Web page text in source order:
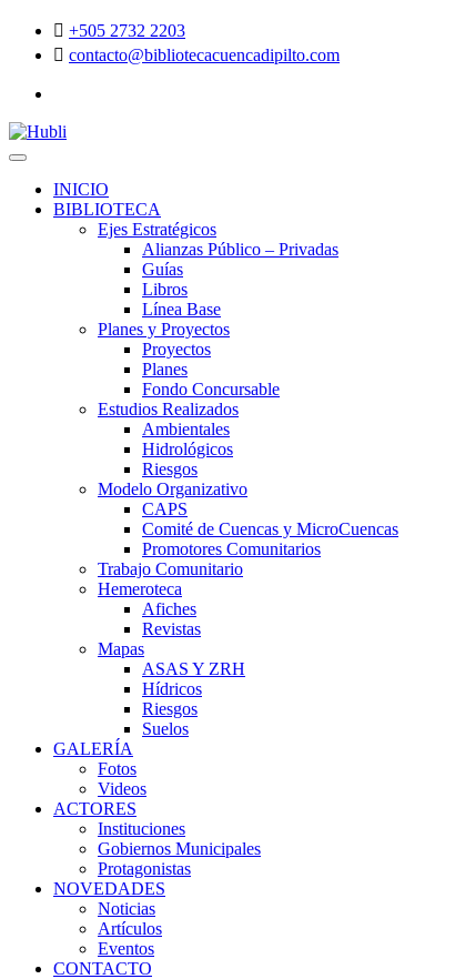
+505 2732 2203
contacto@bibliotecacuencadipilto.com
INICIO
BIBLIOTECA
Ejes Estratégicos
Alianzas Público – Privadas
Guías
Libros
Línea Base
Planes y Proyectos
Proyectos
Planes
Fondo Concursable
Estudios Realizados
Ambientales
Hidrológicos
Riesgos
Modelo Organizativo
CAPS
Comité de Cuencas y MicroCuencas
Promotores Comunitarios
Trabajo Comunitario
Hemeroteca
Afiches
Revistas
Mapas
ASAS Y ZRH
Hídricos
Riesgos
Suelos
GALERÍA
Fotos
Videos
ACTORES
Instituciones
Gobiernos Municipales
Protagonistas
NOVEDADES
Noticias
Artículos
Eventos
CONTACTO